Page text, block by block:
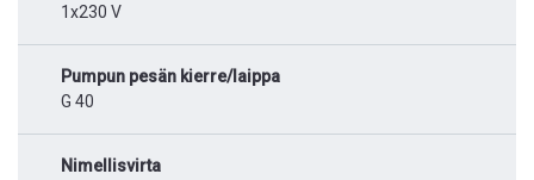
1x230 V
Pumpun pesän kierre/laippa
G 40
Nimellisvirta